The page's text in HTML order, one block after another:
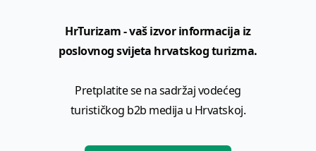
HrTurizam - vaš izvor informacija iz
poslovnog svijeta hrvatskog turizma.
Pretplatite se na sadržaj vodećeg
turističkog b2b medija u Hrvatskoj.